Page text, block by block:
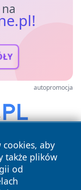
autopromocja
cookies, aby
także plików
od